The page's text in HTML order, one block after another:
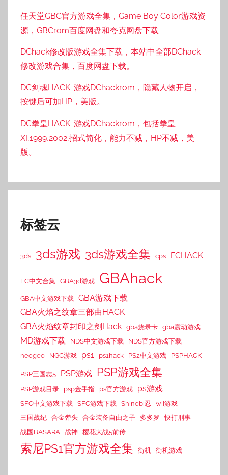
任天堂GBC官方游戏全集，Game Boy Color游戏资
源，GBCrom百度网盘和夸克网盘下载
DChack修改版游戏全集下载，本站中全部DChack
修改游戏合集，百度网盘下载。
DC剑魂HACK-游戏DChackrom，隐藏人物开启，
按键后可加HP，美版。
DC拳皇HACK-游戏DChackrom，包括拳皇
XI,1999,2002,招式简化，能力不减，HP不减，美
版。
标签云
3ds 3ds游戏 3ds游戏全集 cps FCHACK
FC中文合集 GBA3d游戏 GBAhack
GBA中文游戏下载
GBA游戏下载
GBA火焰之纹章三部曲HACK
GBA火焰纹章封印之剑Hack gba烧录卡 gba震动游戏
MD游戏下载 NDS中文游戏下载
NDS官方游戏下载
neogeo
NGC游戏 ps1 ps1hack PS2中文游戏 PSPHACK
PSP三国志5 PSP游戏 PSP游戏全集
PSP游戏目录 psp金手指 ps官方游戏 ps游戏
SFC中文游戏下载 SFC游戏下载 Shinobi忍
wii游戏
三国战纪 合金弹头 合金装备自由之子 多多罗
快打刑事
战国BASARA 战神 樱花大战5前传
索尼PS1官方游戏全集 街机 街机游戏